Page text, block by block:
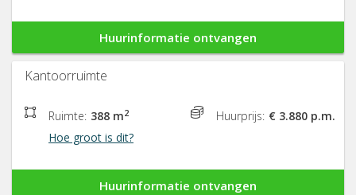
Huurinformatie ontvangen
Kantoorruimte
Ruimte: 388 m2
Hoe groot is dit?
Huurprijs: € 3.880 p.m.
Huurinformatie ontvangen